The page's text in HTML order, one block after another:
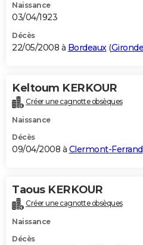
Naissance
03/04/1923
Décès
22/05/2008 à Bordeaux(Gironde
Keltoum KERKOUR
Créer une cagnotte obsèques
Naissance
Décès
09/04/2008 à Clermont-Ferrand
Taous KERKOUR
Créer une cagnotte obsèques
Naissance
Décès